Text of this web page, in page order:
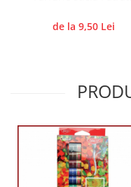
Accesorii floristica
Plante uscate
Materiale textile
Articole din bumbac
de la 9,50 Lei